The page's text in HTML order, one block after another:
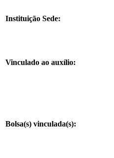
Instituição Sede:
Vinculado ao auxílio:
Bolsa(s) vinculada(s):